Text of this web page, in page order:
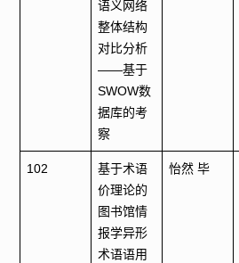
语义网络
整体结构
对比分析
——基于
SWOW数
据库的考
察
102
基于术语
价理论的
图书馆情
报学异形
术语语用
怡然 毕